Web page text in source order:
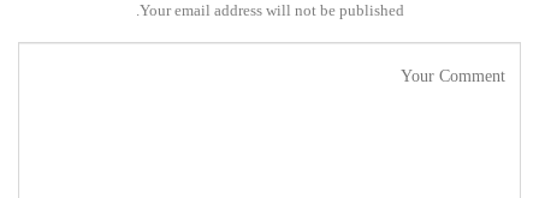
Your email address will not be published.